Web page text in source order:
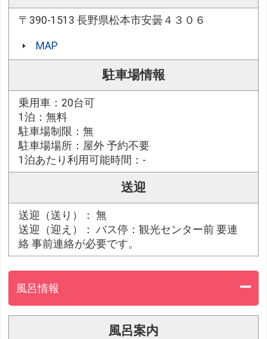
〒390-1513 長野県松本市安曇４３０６
MAP
駐車場情報
乗用車：20台可
1泊：無料
駐車場制限：無
駐車場場所：屋外 予約不要
1泊あたり利用可能時間：-
送迎
送迎（送り）： 無
送迎（迎え）： バス停：観光センター前 要連
絡 事前連絡が必要です。
風呂情報
風呂案内